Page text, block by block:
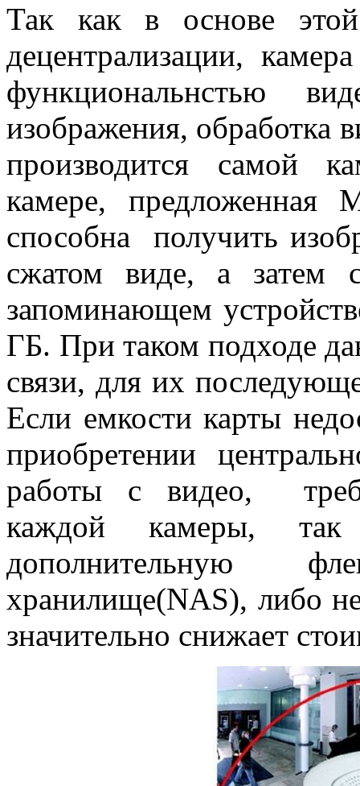
Так как в основе
децентрализации,
функциональнстью
изображения, обработка
производится самой
камере, предложенная
способна получить
сжатом виде, а затем
запоминающем
ГБ. При таком подходе
связи, для их
Если емкости карты
приобретении
работы с видео,
каждой камеры, так
дополнительную
хранилище(NAS), либо
значительно снижает